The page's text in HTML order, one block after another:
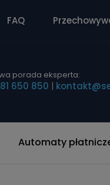
FAQ
porada eksperta:
650 850 |
Automaty